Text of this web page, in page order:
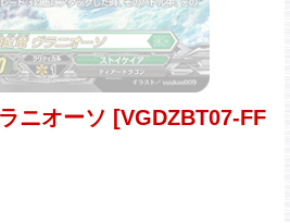
ニオーソ [VGDZBT07-FF